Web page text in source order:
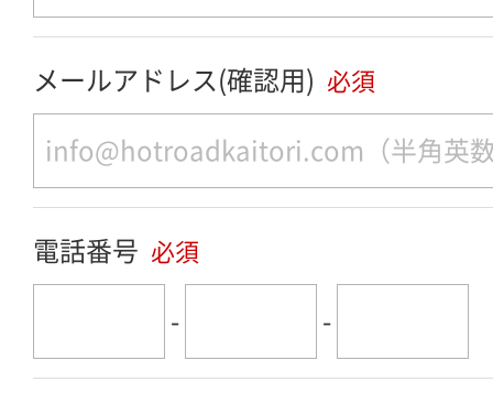
メールアドレス(確認用) 必須
電話番号 必須
- -